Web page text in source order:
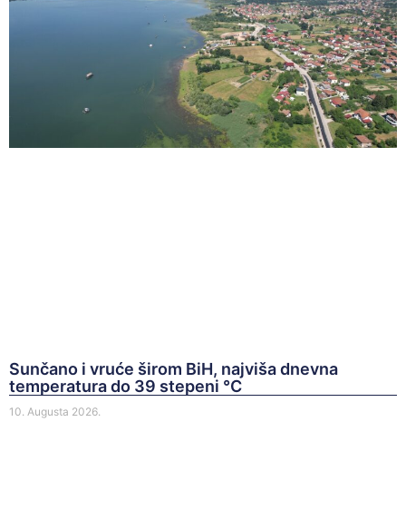
Sunčano i vruće širom BiH, najviša dnevna
temperatura do 39 stepeni °C
10. Augusta 2026.